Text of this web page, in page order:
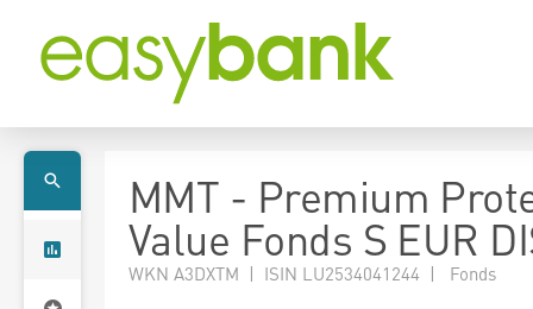
MMT - Premium
Value Fonds S EUR
WKN A3DXTM | ISIN LU2534041244 | Fonds